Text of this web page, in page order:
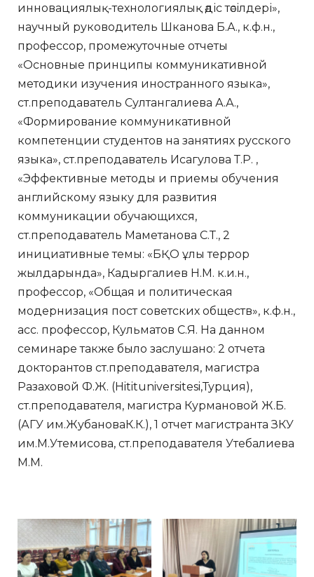
инновациялық-технологиялық әдіс тәсілдері»,
научный руководитель Шканова Б.А., к.ф.н.,
профессор, промежуточные отчеты
«Основные принципы коммуникативной
методики изучения иностранного языка»,
ст.преподаватель Султангалиева А.А.,
«Формирование коммуникативной
компетенции студентов на занятиях русского
языка», ст.преподаватель Исагулова Т.Р. ,
«Эффективные методы и приемы обучения
английскому языку для развития
коммуникации обучающихся,
ст.преподаватель Маметанова С.Т., 2
инициативные темы: «БҚО ұлы террор
жылдарында», Кадыргалиев Н.М. к.и.н.,
профессор, «Общая и политическая
модернизация пост советских обществ», к.ф.н.,
асс. профессор, Кульматов С.Я. На данном
семинаре также было заслушано: 2 отчета
докторантов ст.преподавателя, магистра
Разаховой Ф.Ж. (Hitituniversitesi,Турция),
ст.преподавателя, магистра Курмановой Ж.Б.
(АГУ им.ЖубановаК.К.), 1 отчет магистранта ЗКУ
им.М.Утемисова, ст.преподавателя Утебалиева
М.М.